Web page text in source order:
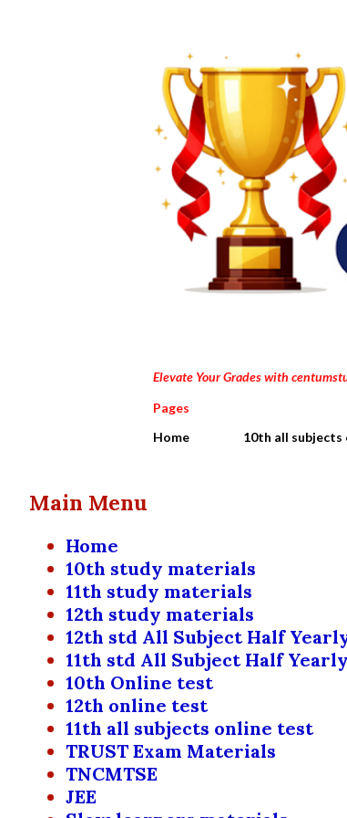
Elevate Your Grades with
Pages
Home
10th all
Main Menu
Home
10th study materials
11th study materials
12th study materials
12th std All Subject Half
11th std All Subject Half
10th Online test
12th online test
11th all subjects online test
TRUST Exam Materials
TNCMTSE
JEE